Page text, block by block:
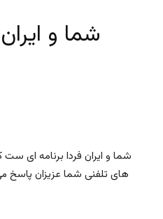
شما و ایران فردا برنامه ای ست
های تلفنی شما عزیزان پاسخ